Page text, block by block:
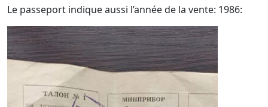
Le passeport indique aussi l’année de la vente: 1986: